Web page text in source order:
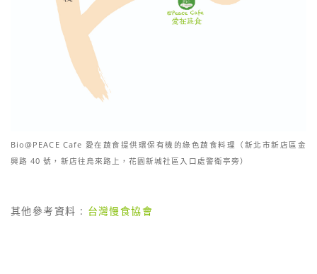
Bio@PEACE Cafe 愛在蔬食提供環保有機的綠色蔬食料理（新北市新店區金
興路 40 號，新店往烏來路上，花園新城社區入口處警衛亭旁）
其他參考資料 : 台灣慢食協會